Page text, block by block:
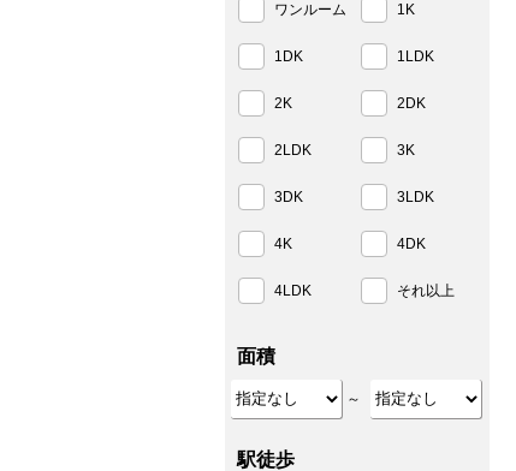
ワンルーム 1K
1DK 1LDK
2K 2DK
2LDK 3K
3DK 3LDK
4K 4DK
4LDK それ以上
面積
～
駅徒歩